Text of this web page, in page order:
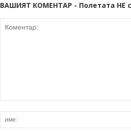
ВАШИЯТ КОМЕНТАР - Полетата НЕ